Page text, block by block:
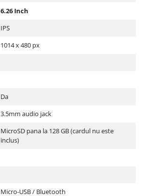
6.26 Inch
IPS
1014 x 480 px
Da
3.5mm audio jack
MicroSD pana la 128 GB (cardul nu este
inclus)
Micro-USB / Bluetooth